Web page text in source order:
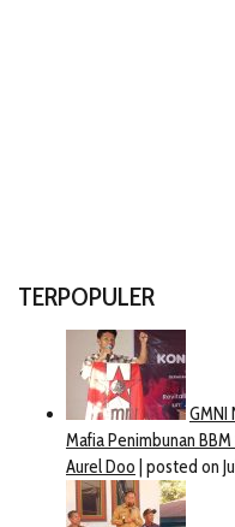
TERPOPULER